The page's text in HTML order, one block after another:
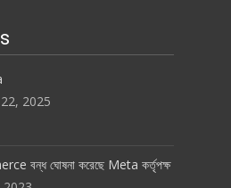
2025
বন্ধ ঘোষনা করেছে Meta কর্তৃপক্ষ